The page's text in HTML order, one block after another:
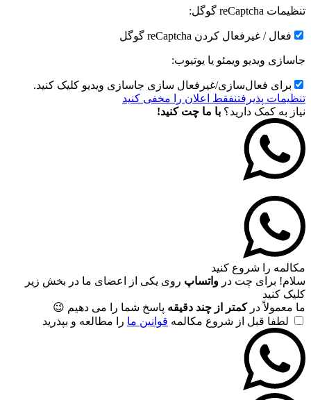
تنظیمات reCaptcha گوگل:
فعال / غیرفعال کردن reCaptcha گوگل
جاسازی ویدیو ویمئو یا یوتیوب:
برای فعال‌سازی/غیرفعال سازی جاسازی ویدیو کلیک کنید.
تنظیمات پذیرفتنفقط اعلان را مخفی کنید
نیاز به کمک دارید؟ با ما چت کنید!
مکالمه را شروع کنید
سلام! برای چت در واتساپ روی یکی از اعضای ما در بخش زیر
کلیک کنید
ما معمولاً درکمتر از چند دقیقه پاسخ شما را می دهیم 😉
لطفا قبل از شروع مکالمه قوانین ما را مطالعه و بپذرید